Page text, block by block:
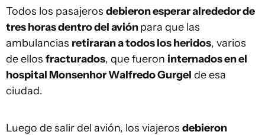
Todos los pasajeros debieron esperar alrededor de
tres horas dentro del aviónpara que las
ambulancias retiraran a todos los heridos, varios
de ellos fracturados, que fueron internados en el
hospital Monsenhor Walfredo Gurgel de esa
ciudad.
Luego de salir del avión, los viajeros debieron